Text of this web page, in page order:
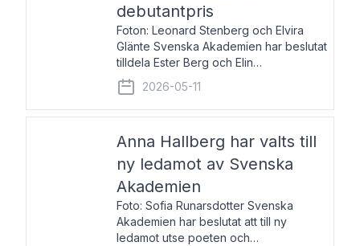
debutantpris
Foton: Leonard Stenberg och Elvira
Glänte Svenska Akademien har beslutat
tilldela Ester Berg och Elin
Michaelsdotter Svenska Akademiens
debutantpris för år 2026. Priset är
nyinstiftat och syftar till att lyfta fram
2026-05-11
Anna Hallberg har valts till
ny ledamot av Svenska
Akademien
Foto: Sofia Runarsdotter Svenska
Akademien har beslutat att till ny
ledamot utse poeten och